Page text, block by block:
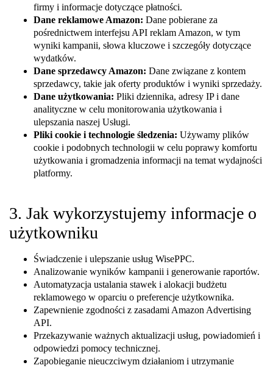
firmy i informacje dotyczące płatności.
Dane reklamowe Amazon: Dane pobierane za
pośrednictwem interfejsu API reklam Amazon, w tym
wyniki kampanii, słowa kluczowe i szczegóły dotyczące
wydatków.
Dane sprzedawcy Amazon: Dane związane z kontem
sprzedawcy, takie jak oferty produktów i wyniki sprzedaży.
Dane użytkowania: Pliki dziennika, adresy IP i dane
analityczne w celu monitorowania użytkowania i
ulepszania naszej Usługi.
Pliki cookie i technologie śledzenia: Używamy plików
cookie i podobnych technologii w celu poprawy komfortu
użytkowania i gromadzenia informacji na temat wydajności
platformy.
3. Jak wykorzystujemy informacje o
użytkowniku
Świadczenie i ulepszanie usług WisePPC.
Analizowanie wyników kampanii i generowanie raportów.
Automatyzacja ustalania stawek i alokacji budżetu
reklamowego w oparciu o preferencje użytkownika.
Zapewnienie zgodności z zasadami Amazon Advertising
API.
Przekazywanie ważnych aktualizacji usług, powiadomień i
odpowiedzi pomocy technicznej.
Zapobieganie nieuczciwym działaniom i utrzymanie